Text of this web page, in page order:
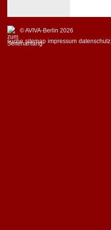
© AVIVA-Berlin 2026
suche sitemap impressum datenschutz